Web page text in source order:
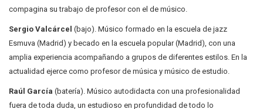
compagina su trabajo de profesor con el de músico.
Sergio Valcárcel (bajo). Músico formado en la escuela de jazz
Esmuva (Madrid) y becado en la escuela popular (Madrid), con una
amplia experiencia acompañando a grupos de diferentes estilos. En la
actualidad ejerce como profesor de música y músico de estudio.
Raúl García (batería). Músico autodidacta con una profesionalidad
fuera de toda duda, un estudioso en profundidad de todo lo